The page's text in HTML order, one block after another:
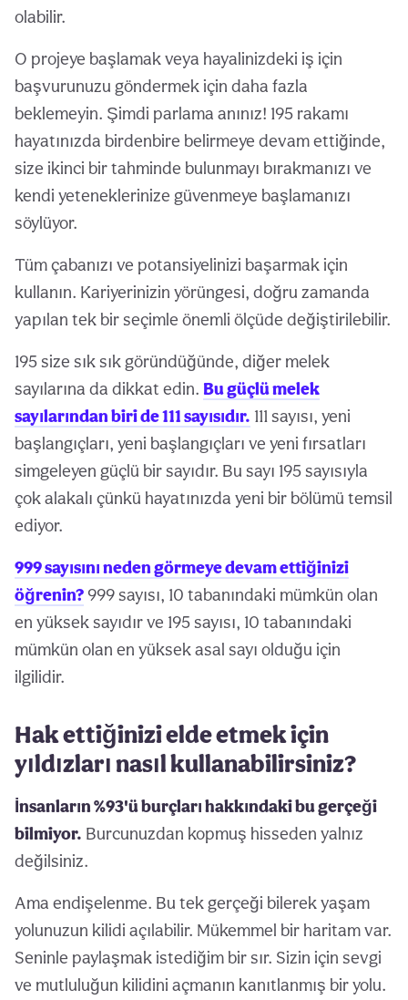
olabilir.
O projeye başlamak veya hayalinizdeki iş için
başvurunuzu göndermek için daha fazla
beklemeyin. Şimdi parlama anınız! 195 rakamı
hayatınızda birdenbire belirmeye devam ettiğinde,
size ikinci bir tahminde bulunmayı bırakmanızı ve
kendi yeteneklerinize güvenmeye başlamanızı
söylüyor.
Tüm çabanızı ve potansiyelinizi başarmak için
kullanın. Kariyerinizin yörüngesi, doğru zamanda
yapılan tek bir seçimle önemli ölçüde değiştirilebilir.
195 size sık sık göründüğünde, diğer melek
sayılarına da dikkat edin. Bu güçlü melek
sayılarından biri de 111 sayısıdır. 111 sayısı, yeni
başlangıçları, yeni başlangıçları ve yeni fırsatları
simgeleyen güçlü bir sayıdır. Bu sayı 195 sayısıyla
çok alakalı çünkü hayatınızda yeni bir bölümü temsil
ediyor.
999 sayısını neden görmeye devam ettiğinizi
öğrenin?999 sayısı, 10 tabanındaki mümkün olan
en yüksek sayıdır ve 195 sayısı, 10 tabanındaki
mümkün olan en yüksek asal sayı olduğu için
ilgilidir.
Hak ettiğinizi elde etmek için
yıldızları nasıl kullanabilirsiniz?
İnsanların %93'ü burçları hakkındaki bu gerçeği
bilmiyor. Burcunuzdan kopmuş hisseden yalnız
değilsiniz.
Ama endişelenme. Bu tek gerçeği bilerek yaşam
yolunuzun kilidi açılabilir. Mükemmel bir haritam var.
Seninle paylaşmak istediğim bir sır. Sizin için sevgi
ve mutluluğun kilidini açmanın kanıtlanmış bir yolu.